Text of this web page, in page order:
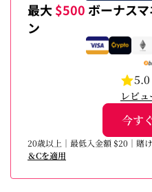
最大 $500 ボーナス
ン
5.0
レビ
今す
20歳以上｜最低入金額 $20｜賭
＆Cを適用